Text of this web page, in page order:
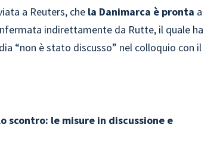
a Reuters, che la Danimarca è pronta a
indirettamente da Rutte, il quale ha
“non è stato discusso” nel colloquio con il
scontro: le misure in discussione e